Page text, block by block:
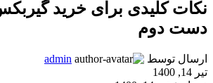
نکات کلیدی برای خرید
دست دوم
ارسال توسط
admin
تیر 14, 1400